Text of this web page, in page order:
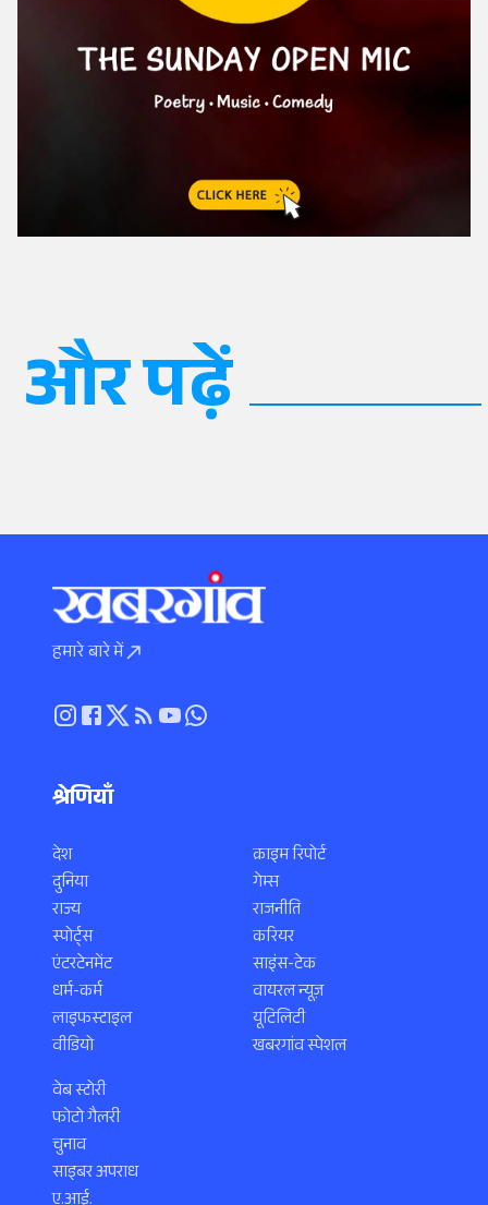
और पढ़ें
हमारे बारे में
श्रेणियाँ
देश
दुनिया
राज्य
स्पोर्ट्स
एंटरटेनमेंट
धर्म-कर्म
लाइफस्टाइल
वीडियो
क्राइम रिपोर्ट
गेम्स
राजनीति
करियर
साइंस-टेक
वायरल न्यूज़
यूटिलिटी
खबरगांव स्पेशल
वेब स्टोरी
फोटो गैलरी
चुनाव
साइबर अपराध